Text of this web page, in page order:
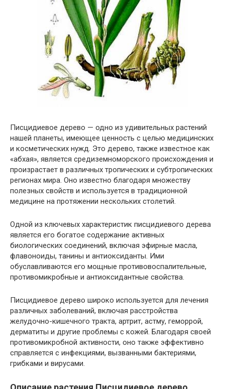
Писцидиевое дерево — одно из удивительных растений
нашей планеты, имеющее ценность с целью медицинских
и косметических нужд. Это дерево, также известное как
«абхая», является средиземноморского происхождения и
произрастает в различных тропических и субтропических
регионах мира. Оно известно благодаря множеству
полезных свойств и используется в традиционной
медицине на протяжении нескольких столетий.
Одной из ключевых характеристик писцидиевого дерева
является его богатое содержание активных
биологических соединений, включая эфирные масла,
флавоноиды, танины и антиоксиданты. Ими
обуславливаются его мощные противовоспалительные,
противомикробные и антиоксидантные свойства.
Писцидиевое дерево широко используется для лечения
различных заболеваний, включая расстройства
желудочно-кишечного тракта, артрит, астму, геморрой,
дерматиты и другие проблемы с кожей. Благодаря своей
противомикробной активности, оно также эффективно
справляется с инфекциями, вызванными бактериями,
грибками и вирусами.